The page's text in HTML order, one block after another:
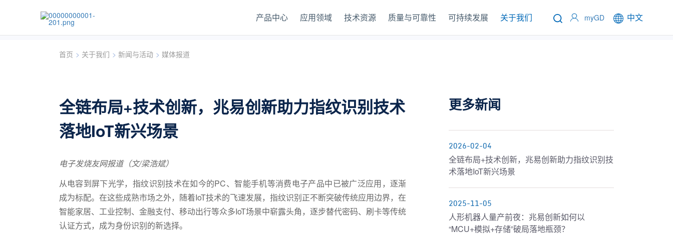
产品中心 应用领域 技术资源 质量与可靠性 可持续发展 关于我们 myGD 中文
首页 > 关于我们 > 新闻与活动 > 媒体报道
全链布局+技术创新，兆易创新助力指纹识别技术
落地IoT新兴场景
电子发烧友网报道（文/梁浩斌）
从电容到屏下光学，指纹识别技术在如今的PC、智能手机等消费电子产品中已被广泛应用，逐渐
成为标配。在这些成熟市场之外，随着IoT技术的飞速发展，指纹识别正不断突破传统应用边界，在
智能家居、工业控制、金融支付、移动出行等众多IoT场景中崭露头角，逐步替代密码、刷卡等传统
认证方式，成为身份识别的新选择。
更多新闻
2026-02-04
全链布局+技术创新，兆易创新助力指纹识别技
术落地IoT新兴场景
2025-11-05
人形机器人量产前夜：兆易创新如何以
“MCU+模拟+存储”破局落地瓶颈？